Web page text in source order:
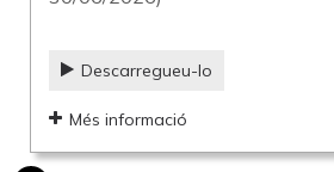
Descarregueu-lo
Més informació